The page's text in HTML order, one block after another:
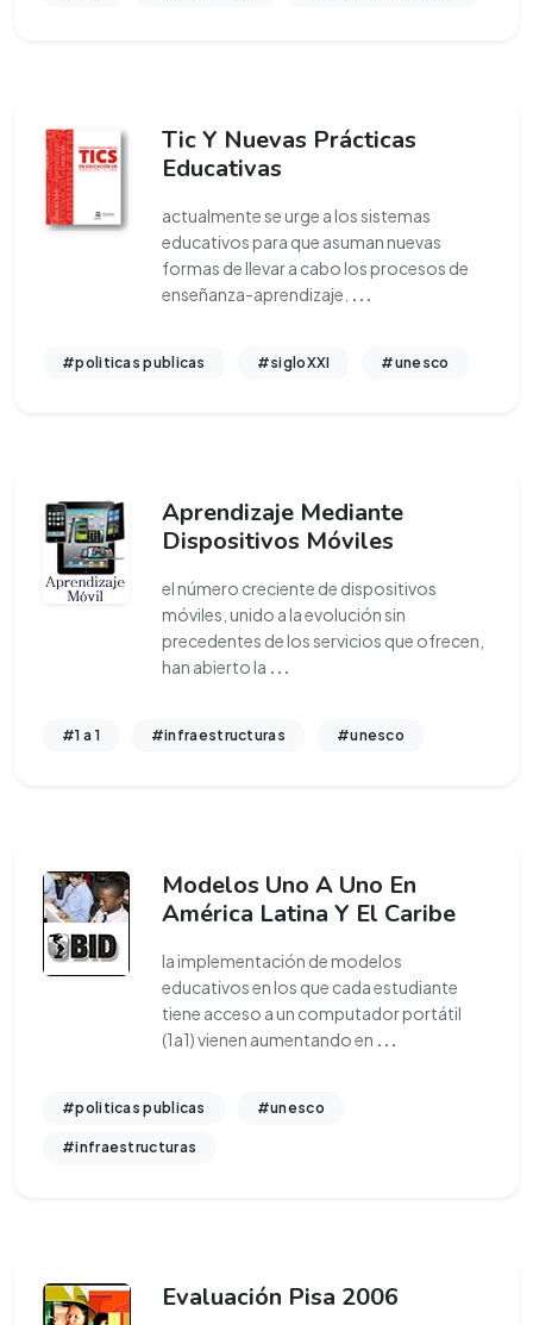
Tic Y Nuevas Prácticas
Educativas
actualmente se urge a los sistemas
educativos para que asuman nuevas
formas de llevar a cabo los procesos de
enseñanza-aprendizaje. ...
#politicas publicas #sigloXXI #unesco
Aprendizaje Mediante
Dispositivos Móviles
el número creciente de dispositivos
móviles, unido a la evolución sin
precedentes de los servicios que ofrecen,
han abierto la ...
#1 a 1 #infraestructuras #unesco
Modelos Uno A Uno En
América Latina Y El Caribe
la implementación de modelos
educativos en los que cada estudiante
tiene acceso a un computador portátil
(1a1) vienen aumentando en ...
#politicas publicas #unesco
#infraestructuras
Evaluación Pisa 2006